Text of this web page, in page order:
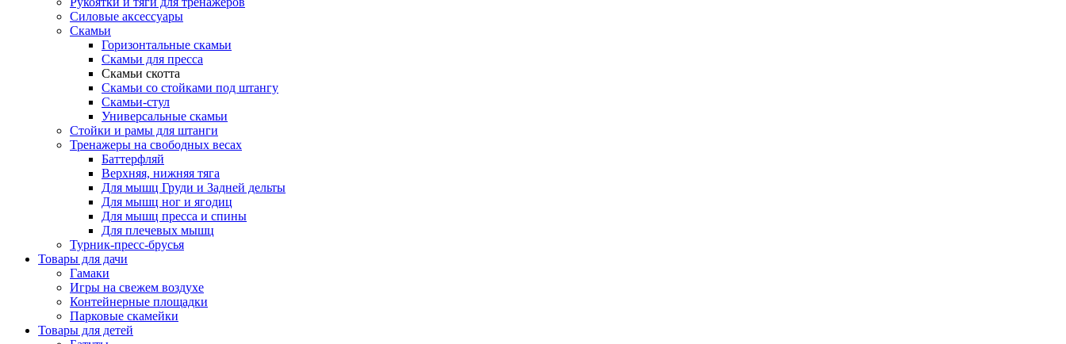
Силовые аксессуары
Скамьи
Горизонтальные скамьи
Скамьи для пресса
Скамьи скотта
Скамьи со стойками под штангу
Скамьи-стул
Универсальные скамьи
Стойки и рамы для штанги
Тренажеры на свободных весах
Баттерфляй
Верхняя, нижняя тяга
Для мышц Груди и Задней дельты
Для мышц ног и ягодиц
Для мышц пресса и спины
Для плечевых мышц
Турник-пресс-брусья
Товары для дачи
Гамаки
Игры на свежем воздухе
Контейнерные площадки
Парковые скамейки
Товары для детей